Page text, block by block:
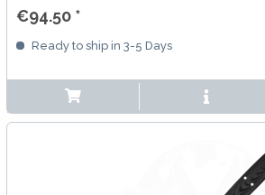
€94.50 *
Ready to ship in 3-5 Days